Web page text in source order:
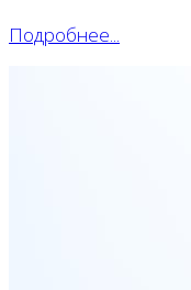
Подробнее...